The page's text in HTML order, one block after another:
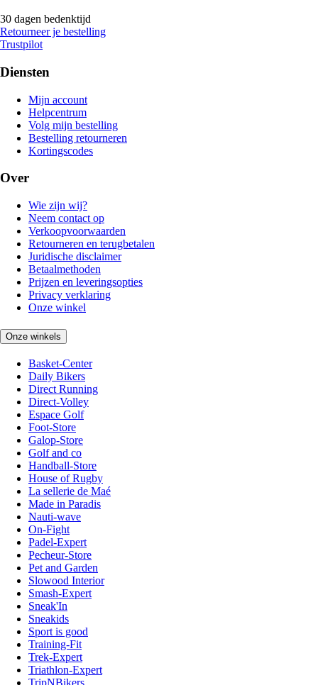
30 dagen bedenktijd
Retourneer je bestelling
Trustpilot
Diensten
Mijn account
Helpcentrum
Volg mijn bestelling
Bestelling retourneren
Kortingscodes
Over
Wie zijn wij?
Neem contact op
Verkoopvoorwaarden
Retourneren en terugbetalen
Juridische disclaimer
Betaalmethoden
Prijzen en leveringsopties
Privacy verklaring
Onze winkel
Onze winkels
Basket-Center
Daily Bikers
Direct Running
Direct-Volley
Espace Golf
Foot-Store
Galop-Store
Golf and co
Handball-Store
House of Rugby
La sellerie de Maé
Made in Paradis
Nauti-wave
On-Fight
Padel-Expert
Pecheur-Store
Pet and Garden
Slowood Interior
Smash-Expert
Sneak'In
Sneakids
Sport is good
Training-Fit
Trek-Expert
Triathlon-Expert
TripNBikers